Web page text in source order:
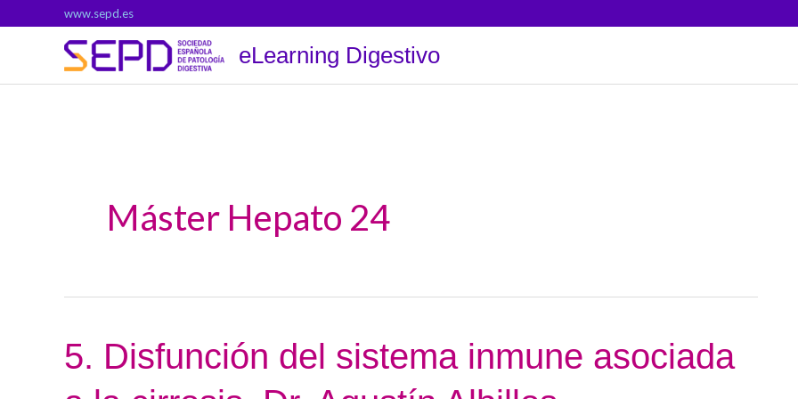
www.sepd.es
eLearning Digestivo
Máster Hepato 24
5. Disfunción del sistema inmune asociada
5.
Disfunción